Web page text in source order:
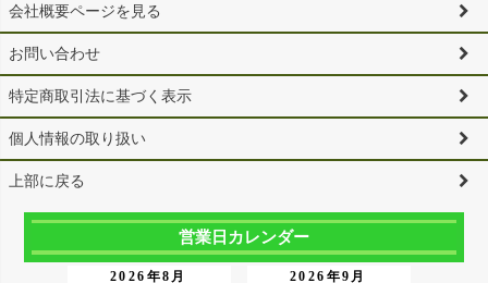
会社概要ページを見る
お問い合わせ
特定商取引法に基づく表示
個人情報の取り扱い
上部に戻る
営業日カレンダー